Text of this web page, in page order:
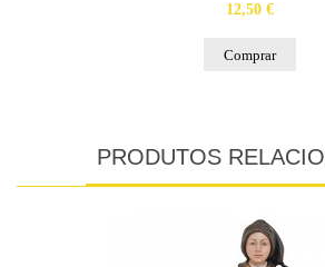
12,50 €
Comprar
PRODUTOS